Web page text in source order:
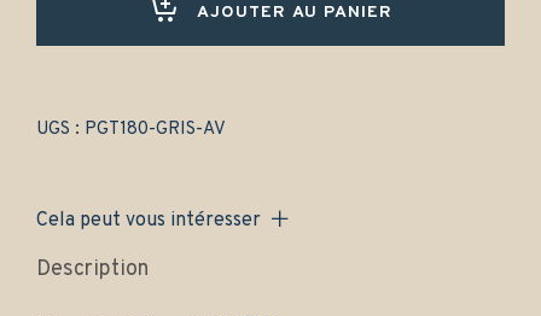
quantity
AJOUTER AU PANIER
UGS : PGT180-GRIS-AV
Cela peut vous intéresser
Description